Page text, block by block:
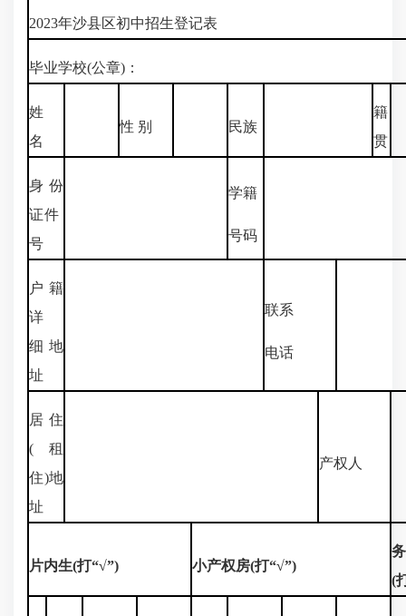
2023年沙县区初中招生登记表
毕业学校(公章)：
姓
名
性 别 民族
籍
贯
身份
证件
号
学籍
号码
户籍
详
细地
址
联系
电话
居住
(租
住)地
址
产权人
片内生(打“√”) 小产权房(打“√”)
(